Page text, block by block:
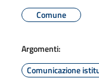
Comune
Argomenti:
Comunicazione